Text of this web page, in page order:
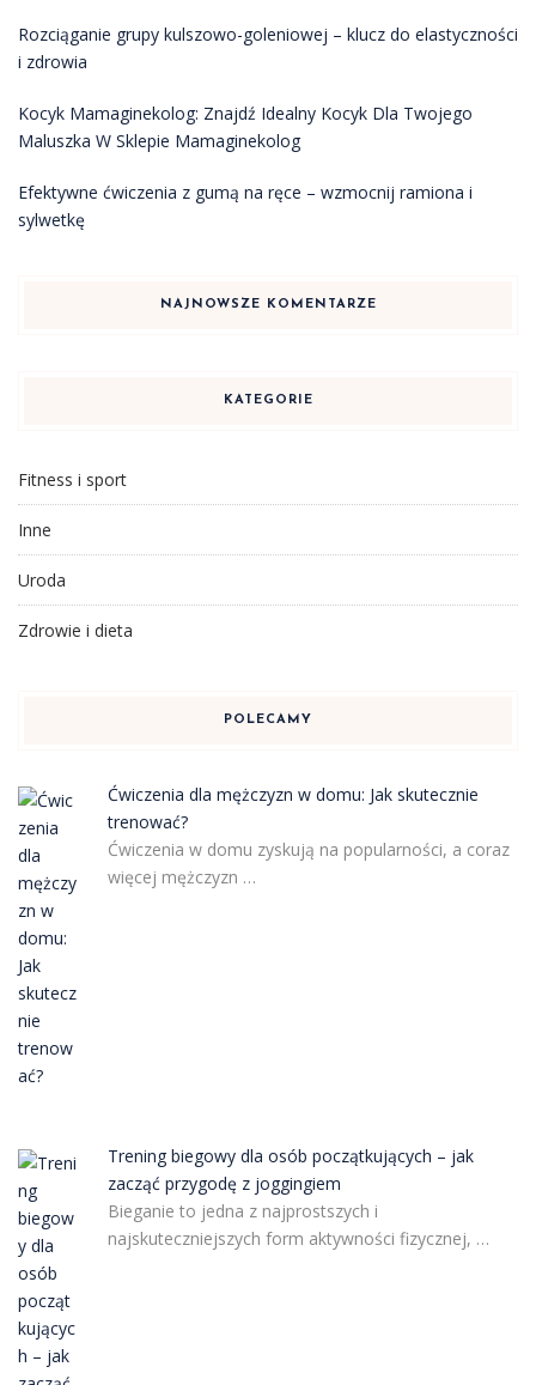
Rozciąganie grupy kulszowo-goleniowej – klucz do elastyczności
i zdrowia
Kocyk Mamaginekolog: Znajdź Idealny Kocyk Dla Twojego
Maluszka W Sklepie Mamaginekolog
Efektywne ćwiczenia z gumą na ręce – wzmocnij ramiona i
sylwetkę
NAJNOWSZE KOMENTARZE
KATEGORIE
Fitness i sport
Inne
Uroda
Zdrowie i dieta
POLECAMY
Ćwiczenia dla mężczyzn w domu: Jak skutecznie
trenować?
Ćwiczenia w domu zyskują na popularności, a coraz
więcej mężczyzn …
Trening biegowy dla osób początkujących – jak
zacząć przygodę z joggingiem
Bieganie to jedna z najprostszych i
najskuteczniejszych form aktywności fizycznej, …